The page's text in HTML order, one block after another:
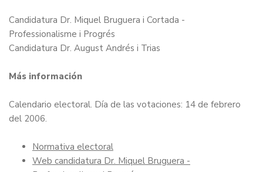
Candidatura Dr. Miquel Bruguera i Cortada -
Professionalisme i Progrés
Candidatura Dr. August Andrés i Trias
Más información
Calendario electoral. Día de las votaciones: 14 de febrero
del 2006.
Normativa electoral
Web candidatura Dr. Miquel Bruguera -